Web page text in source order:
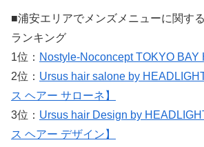
■浦安エリアでメンズメニューに関す
ランキング
1位： Nostyle‐Noconcept TOKYO
2位： Ursus hair salone by
ス ヘアー サローネ】
3位： Ursus hair Design by
ス ヘアー デザイン】